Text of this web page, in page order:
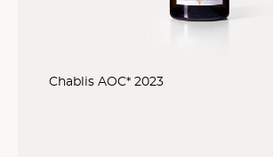
Chablis AOC* 2023